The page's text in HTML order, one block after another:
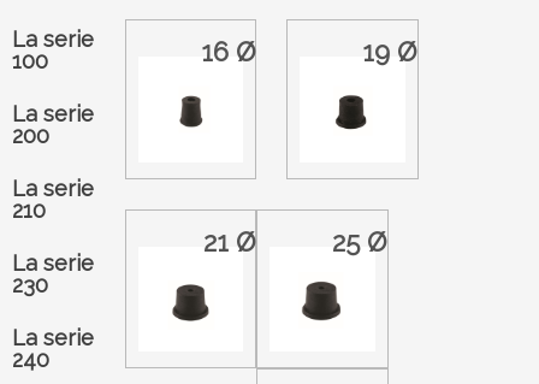
La serie
100
La serie
200
La serie
210
La serie
230
La serie
240
16 Ø 19 Ø
21 Ø 25 Ø